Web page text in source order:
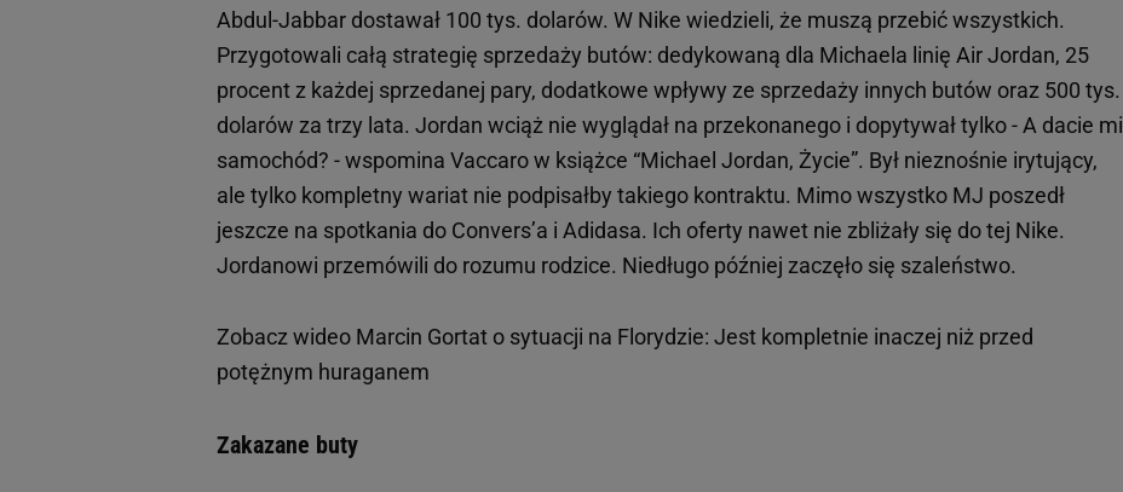
Abdul-Jabbar dostawał 100 tys. dolarów. W Nike wiedzieli, że muszą przebić wszystkich.
Przygotowali całą strategię sprzedaży butów: dedykowaną dla Michaela linię Air Jordan, 25
procent z każdej sprzedanej pary, dodatkowe wpływy ze sprzedaży innych butów oraz 500 tys.
dolarów za trzy lata. Jordan wciąż nie wyglądał na przekonanego i dopytywał tylko - A dacie mi
samochód? - wspomina Vaccaro w książce “Michael Jordan, Życie”. Był nieznośnie irytujący,
ale tylko kompletny wariat nie podpisałby takiego kontraktu. Mimo wszystko MJ poszedł
jeszcze na spotkania do Convers’a i Adidasa. Ich oferty nawet nie zbliżały się do tej Nike.
Jordanowi przemówili do rozumu rodzice. Niedługo później zaczęło się szaleństwo.
Zobacz wideo Marcin Gortat o sytuacji na Florydzie: Jest kompletnie inaczej niż przed
potężnym huraganem
Zakazane buty